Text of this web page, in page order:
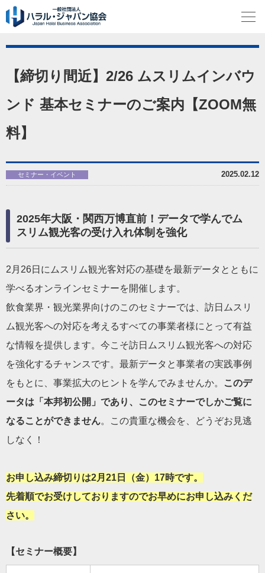
【締切り間近】2/26 ムスリムインバウ
ンド 基本セミナーのご案内【ZOOM無
料】
2025.02.12
セミナー・イベント
2025年大阪・関西万博直前！データで学んでム
スリム観光客の受け入れ体制を強化
2月26日にムスリム観光客対応の基礎を最新データとともに
学べるオンラインセミナーを開催します。
飲食業界・観光業界向けのこのセミナーでは、訪日ムスリ
ム観光客への対応を考えるすべての事業者様にとって有益
な情報を提供します。今こそ訪日ムスリム観光客への対応
を強化するチャンスです。最新データと事業者の実践事例
をもとに、事業拡大のヒントを学んでみませんか。
このデ
ータは「本邦初公開」であり、このセミナーでしかご覧に
なることができません。この貴重な機会を、どうぞお見逃
しなく！
お申し込み締切りは2月21日（金）17時です。
先着順でお受けしておりますのでお早めにお申し込みくだ
さい。
【セミナー概要】